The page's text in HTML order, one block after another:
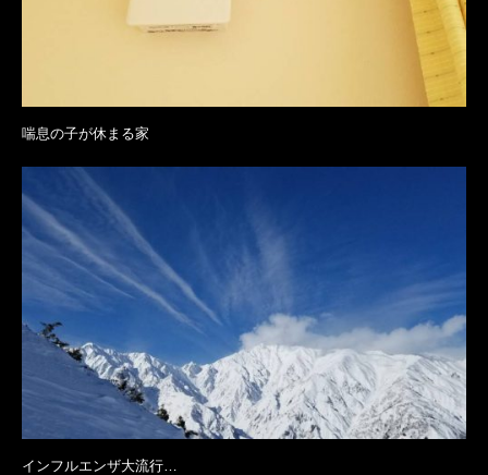
喘息の子が休まる家
インフルエンザ大流行…